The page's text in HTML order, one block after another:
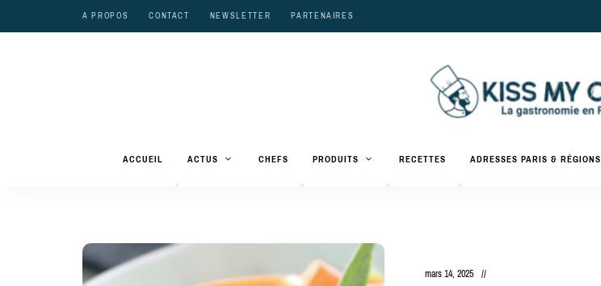
A PROPOS CONTACT NEWSLETTER PARTENAIRES
Kiss
Chef
gastronomiques
et
ACCUEIL ACTUS CHEFS PRODUITS RECETTES ADRESSES PARIS & RÉGIONS
mars 14, 2025